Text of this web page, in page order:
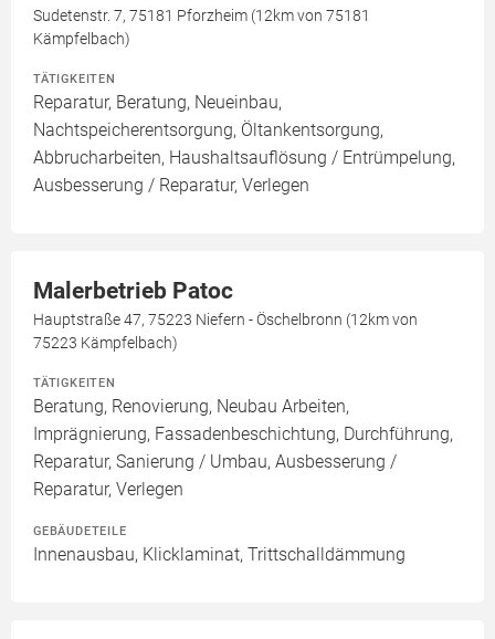
Sudetenstr. 7, 75181 Pforzheim (12km von 75181
Kämpfelbach)
TÄTIGKEITEN
Reparatur, Beratung, Neueinbau,
Nachtspeicherentsorgung, Öltankentsorgung,
Abbrucharbeiten, Haushaltsauflösung / Entrümpelung,
Ausbesserung / Reparatur, Verlegen
Malerbetrieb Patoc
Hauptstraße 47, 75223 Niefern - Öschelbronn (12km von
75223 Kämpfelbach)
TÄTIGKEITEN
Beratung, Renovierung, Neubau Arbeiten,
Imprägnierung, Fassadenbeschichtung, Durchführung,
Reparatur, Sanierung / Umbau, Ausbesserung /
Reparatur, Verlegen
GEBÄUDETEILE
Innenausbau, Klicklaminat, Trittschalldämmung